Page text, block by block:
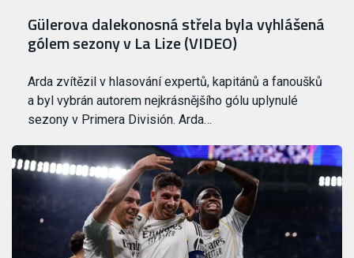
Gülerova dalekonosná střela byla vyhlášená
gólem sezony v La Lize (VIDEO)
Arda zvítězil v hlasování expertů, kapitánů a fanoušků
a byl vybrán autorem nejkrásnějšího gólu uplynulé
sezony v Primera División. Arda…